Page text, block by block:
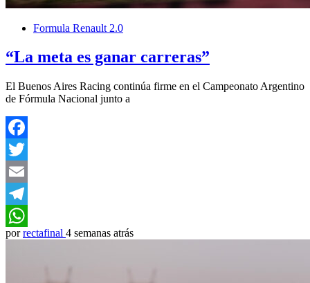
Formula Renault 2.0
“La meta es ganar carreras”
El Buenos Aires Racing continúa firme en el Campeonato Argentino
de Fórmula Nacional junto a
Facebook
Twitter
Email
Telegram
WhatsApp
por rectafinal 4 semanas atrás